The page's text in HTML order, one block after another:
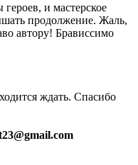
и мастерское
продолжение. Жаль,
автору! Брависсимо
ждать. Спасибо